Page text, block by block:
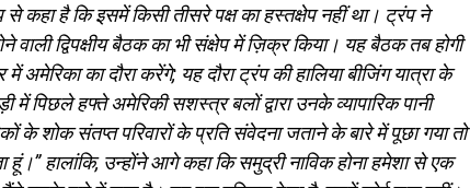
कहा है कि इसमें किसी तीसरे पक्ष का हस्तक्षेप नहीं था। ट्रंप ने
वाली द्विपक्षीय बैठक का भी संक्षेप में ज़िक्र किया। यह बैठक तब होगी
में अमेरिका का दौरा करेंगे; यह दौरा ट्रंप की हालिया बीजिंग यात्रा के
में पिछले हफ्ते अमेरिकी सशस्त्र बलों द्वारा उनके व्यापारिक पानी
के शोक संतप्त परिवारों के प्रति संवेदना जताने के बारे में पूछा गया तो
हूं।” हालांकि, उन्होंने आगे कहा कि समुद्री नाविक होना हमेशा से एक